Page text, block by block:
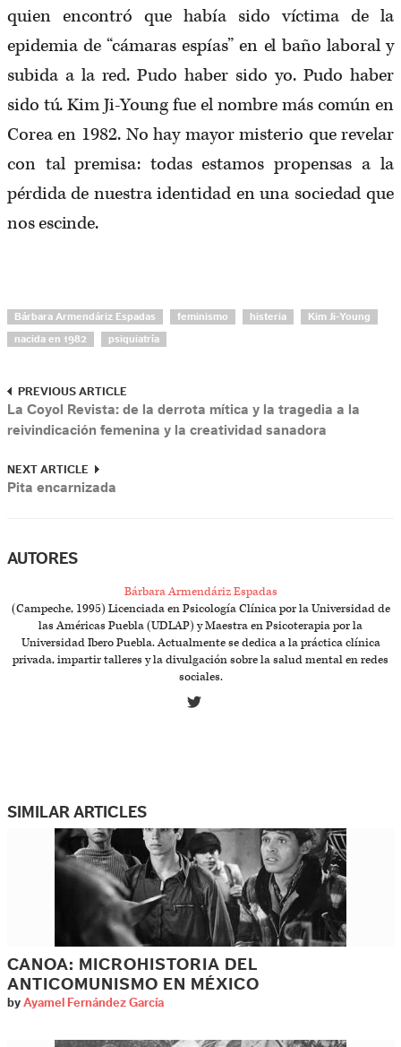
quien encontró que había sido víctima de la
epidemia de “cámaras espías” en el baño laboral y
subida a la red. Pudo haber sido yo. Pudo haber
sido tú. Kim Ji-Young fue el nombre más común en
Corea en 1982. No hay mayor misterio que revelar
con tal premisa: todas estamos propensas a la
pérdida de nuestra identidad en una sociedad que
nos escinde.
Bárbara Armendáriz Espadas feminismo histeria Kim Ji-Young
nacida en 1982 psiquiatría
PREVIOUS ARTICLE
La Coyol Revista: de la derrota mítica y la tragedia a la
reivindicación femenina y la creatividad sanadora
NEXT ARTICLE
Pita encarnizada
AUTORES
Bárbara Armendáriz Espadas
(Campeche, 1995) Licenciada en Psicología Clínica por la Universidad de
las Américas Puebla (UDLAP) y Maestra en Psicoterapia por la
Universidad Ibero Puebla. Actualmente se dedica a la práctica clínica
privada, impartir talleres y la divulgación sobre la salud mental en redes
sociales.
SIMILAR ARTICLES
CANOA: MICROHISTORIA DEL
ANTICOMUNISMO EN MÉXICO
by Ayamel Fernández García